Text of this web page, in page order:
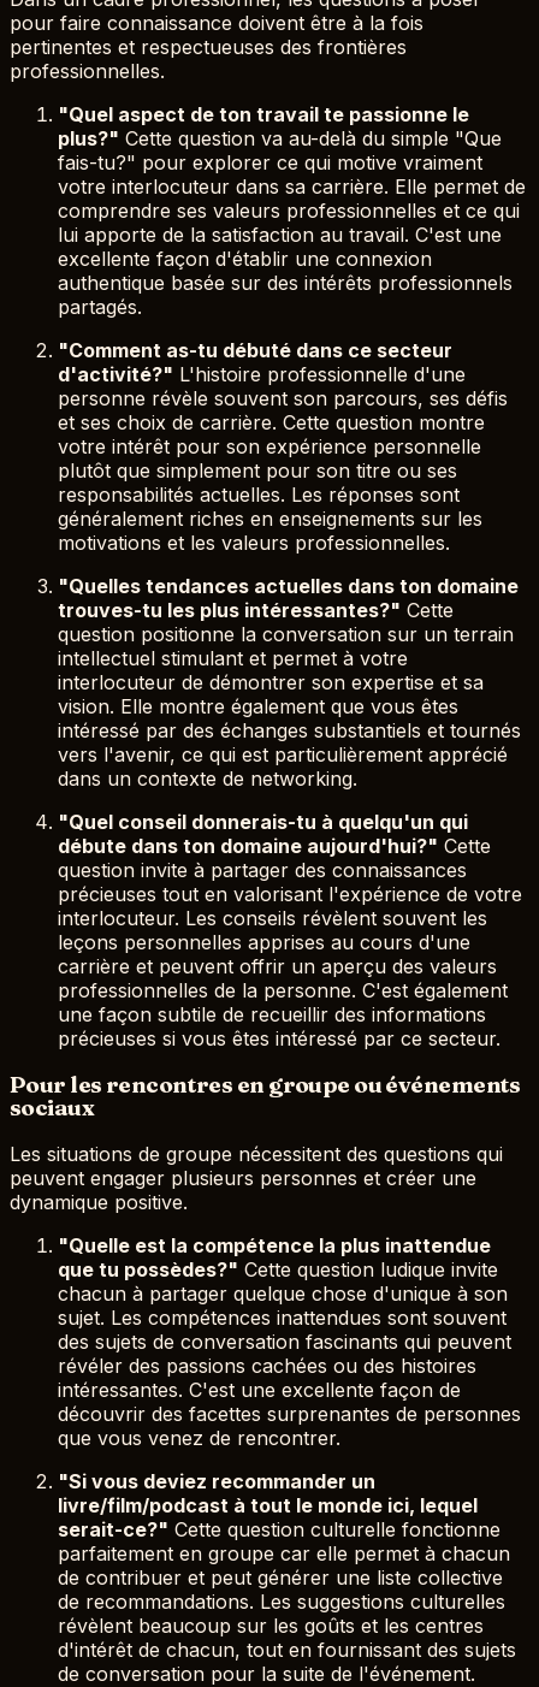
pour faire connaissance doivent être à la fois
pertinentes et respectueuses des frontières
professionnelles.
"Quel aspect de ton travail te passionne le
plus?" Cette question va au-delà du simple "Que
fais-tu?" pour explorer ce qui motive vraiment
votre interlocuteur dans sa carrière. Elle permet de
comprendre ses valeurs professionnelles et ce qui
lui apporte de la satisfaction au travail. C'est une
excellente façon d'établir une connexion
authentique basée sur des intérêts professionnels
partagés.
"Comment as-tu débuté dans ce secteur
d'activité?" L'histoire professionnelle d'une
personne révèle souvent son parcours, ses défis
et ses choix de carrière. Cette question montre
votre intérêt pour son expérience personnelle
plutôt que simplement pour son titre ou ses
responsabilités actuelles. Les réponses sont
généralement riches en enseignements sur les
motivations et les valeurs professionnelles.
"Quelles tendances actuelles dans ton domaine
trouves-tu les plus intéressantes?" Cette
question positionne la conversation sur un terrain
intellectuel stimulant et permet à votre
interlocuteur de démontrer son expertise et sa
vision. Elle montre également que vous êtes
intéressé par des échanges substantiels et tournés
vers l'avenir, ce qui est particulièrement apprécié
dans un contexte de networking.
"Quel conseil donnerais-tu à quelqu'un qui
débute dans ton domaine aujourd'hui?" Cette
question invite à partager des connaissances
précieuses tout en valorisant l'expérience de votre
interlocuteur. Les conseils révèlent souvent les
leçons personnelles apprises au cours d'une
carrière et peuvent offrir un aperçu des valeurs
professionnelles de la personne. C'est également
une façon subtile de recueillir des informations
précieuses si vous êtes intéressé par ce secteur.
Pour les rencontres en groupe ou événements
sociaux
Les situations de groupe nécessitent des questions qui
peuvent engager plusieurs personnes et créer une
dynamique positive.
"Quelle est la compétence la plus inattendue
que tu possèdes?" Cette question ludique invite
chacun à partager quelque chose d'unique à son
sujet. Les compétences inattendues sont souvent
des sujets de conversation fascinants qui peuvent
révéler des passions cachées ou des histoires
intéressantes. C'est une excellente façon de
découvrir des facettes surprenantes de personnes
que vous venez de rencontrer.
"Si vous deviez recommander un
livre/film/podcast à tout le monde ici, lequel
serait-ce?" Cette question culturelle fonctionne
parfaitement en groupe car elle permet à chacun
de contribuer et peut générer une liste collective
de recommandations. Les suggestions culturelles
révèlent beaucoup sur les goûts et les centres
d'intérêt de chacun, tout en fournissant des sujets
de conversation pour la suite de l'événement.